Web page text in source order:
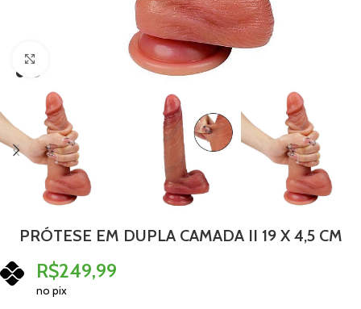
Clique para ampliar
PRÓTESE EM DUPLA CAMADA II 19 X 4,5 CM
R$249,99
no pix